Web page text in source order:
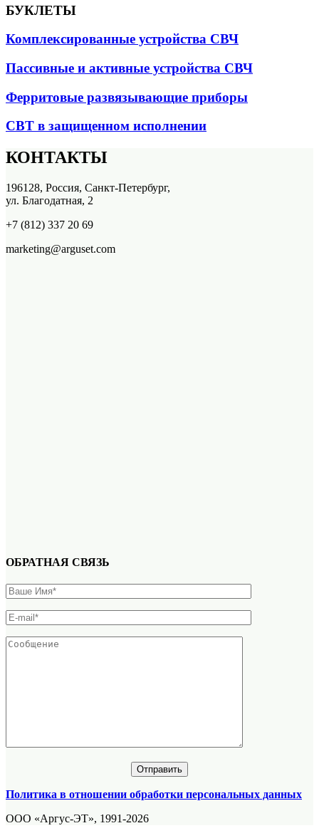
БУКЛЕТЫ
Комплексированные устройства СВЧ
Пассивные и активные устройства СВЧ
Ферритовые развязывающие приборы
СВТ в защищенном исполнении
КОНТАКТЫ
196128, Россия, Санкт-Петербург,
ул. Благодатная, 2
+7 (812) 337 20 69
marketing@arguset.com
ОБРАТНАЯ СВЯЗЬ
Политика в отношении обработки персональных данных
ООО «Аргус-ЭТ», 1991-2026